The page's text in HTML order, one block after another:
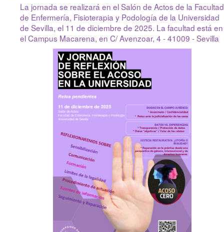
La jornada se realizará en el Salón de Actos de la Facultad
de Enfermería, Fisioterapia y Podología de la Universidad
de Sevilla, el 11 de diciembre de 2025. La facultad está en
el Campus Macarena, en C/ Avenzoar, 4 - 41009 - Sevilla